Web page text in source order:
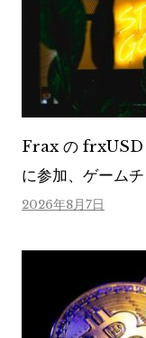
Frax の
に参加、ゲーム
2026年8月7日